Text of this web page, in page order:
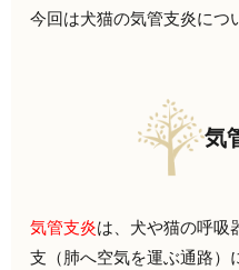
今回は犬猫の気管支炎につ
気
気管支炎は、犬や猫の呼吸
支（肺へ空気を運ぶ通路）